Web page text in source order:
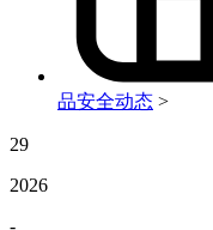
品安全动态 >
29
2026
-